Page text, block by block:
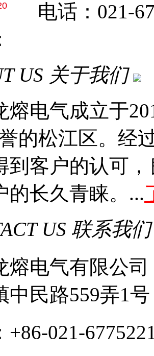
电话：021-
US 关于我们
熔电气成立于
的松江区。经
到客户的认可
的长久青睐。...
US 联系我们
熔电气有限公司
中民路559弄1号
+86-021-